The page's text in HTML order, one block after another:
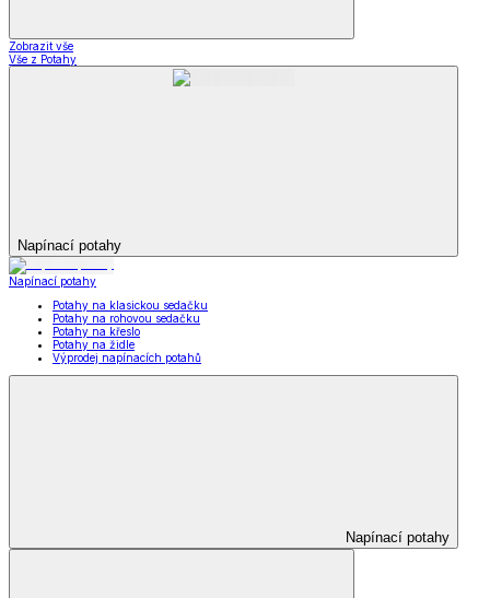
Zobrazit vše
Vše z Potahy
Napínací potahy
Napínací potahy
Potahy na klasickou sedačku
Potahy na rohovou sedačku
Potahy na křeslo
Potahy na židle
Výprodej napínacích potahů
Napínací potahy